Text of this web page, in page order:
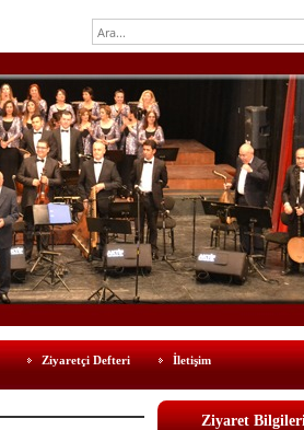
Ziyaretçi Defteri İletişim
Ziyaret